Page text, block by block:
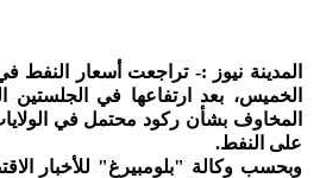
المدينة نيوز :- تراجعت أسعار النفط
الخميس، بعد ارتفاعها في الجلستين
المخاوف بشأن ركود محتمل في
على النفط.
وبحسب وكالة "بلومبيرغ" للأخبار